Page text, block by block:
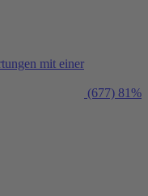
mit einer
(677) 81%